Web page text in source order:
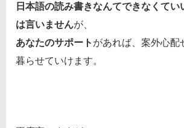
日本語の読み書きなんてできなくてい
は言いませんが、
あなたのサポート があれば、案外心配
暮らせていけます。